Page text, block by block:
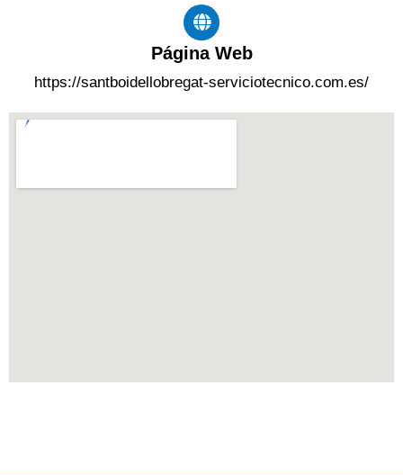
Página Web
https://santboidellobregat-serviciotecnico.com.es/